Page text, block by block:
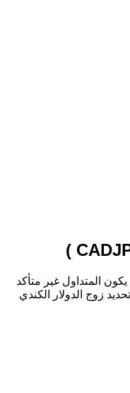
يكون المتداول غير متأكد
زوج الدولار الكندي